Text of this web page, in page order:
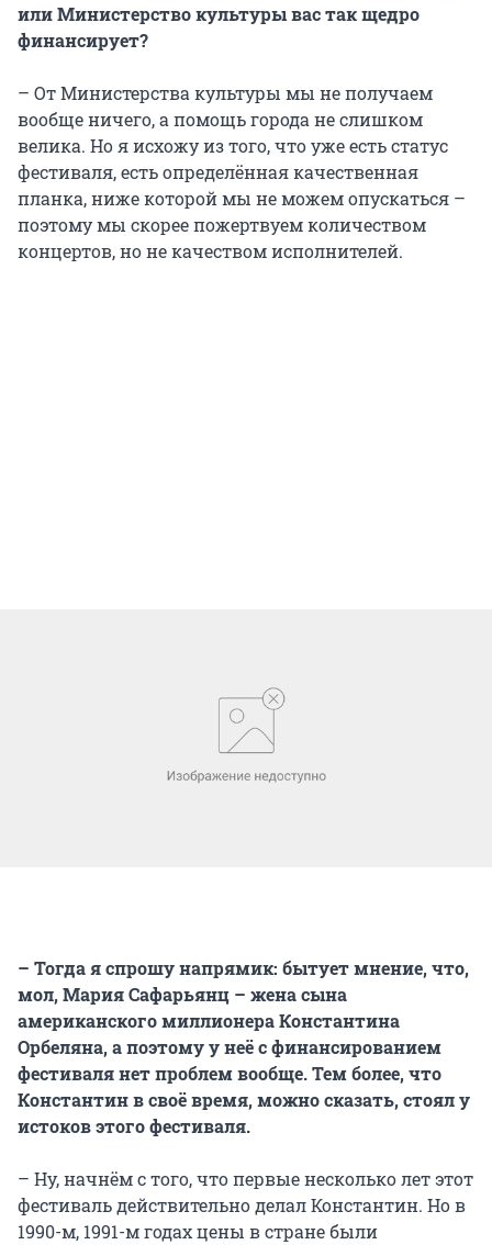
или Министерство культуры вас так щедро
финансирует?
– От Министерства культуры мы не получаем
вообще ничего, а помощь города не слишком
велика. Но я исхожу из того, что уже есть статус
фестиваля, есть определённая качественная
планка, ниже которой мы не можем опускаться –
поэтому мы скорее пожертвуем количеством
концертов, но не качеством исполнителей.
– Тогда я спрошу напрямик: бытует мнение, что,
мол, Мария Сафарьянц – жена сына
американского миллионера Константина
Орбеляна, а поэтому у неё с финансированием
фестиваля нет проблем вообще. Тем более, что
Константин в своё время, можно сказать, стоял у
истоков этого фестиваля.
– Ну, начнём с того, что первые несколько лет этот
фестиваль действительно делал Константин. Но в
1990-м, 1991-м годах цены в стране были